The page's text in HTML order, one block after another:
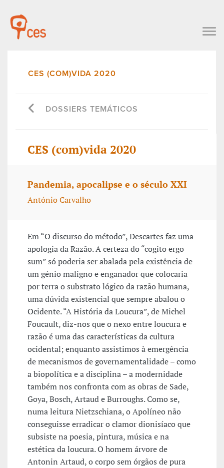
CES (COM)VIDA 2020
DOSSIERS TEMÁTICOS
CES (com)vida 2020
Pandemia, apocalipse e o século XXI
António Carvalho
Em “O discurso do método”, Descartes faz uma
apologia da Razão. A certeza do “cogito ergo
sum” só poderia ser abalada pela existência de
um génio maligno e enganador que colocaria
por terra o substrato lógico da razão humana,
uma dúvida existencial que sempre abalou o
Ocidente. “A História da Loucura”, de Michel
Foucault, diz-nos que o nexo entre loucura e
razão é uma das características da cultura
ocidental; enquanto assistimos à emergência
de mecanismos de governamentalidade – como
a biopolítica e a disciplina – a modernidade
também nos confronta com as obras de Sade,
Goya, Bosch, Artaud e Burroughs. Como se,
numa leitura Nietzschiana, o Apolíneo não
conseguisse erradicar o clamor dionisíaco que
subsiste na poesia, pintura, música e na
estética da loucura. O homem árvore de
Antonin Artaud, o corpo sem órgãos de pura